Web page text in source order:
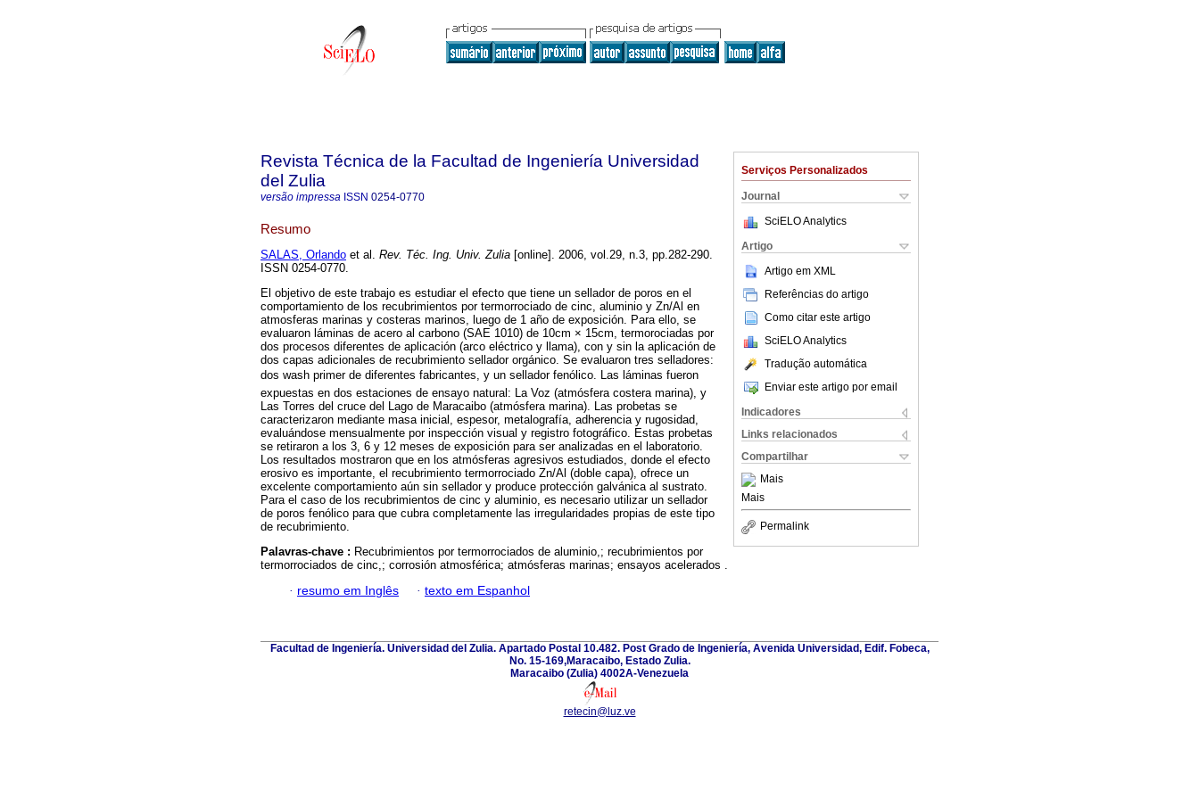
Serviços Personalizados
Journal
SciELO Analytics
Artigo
Artigo em XML
Referências do artigo
Como citar este artigo
SciELO Analytics
Tradução automática
Enviar este artigo por email
Indicadores
Links relacionados
Compartilhar
Mais
Mais
Permalink
Revista Técnica de la Facultad de Ingeniería Universidad
del Zulia
versão impressa ISSN 0254-0770
Resumo
SALAS, Orlando et al. Rev. Téc. Ing. Univ. Zulia [online]. 2006, vol.29, n.3, pp.282-290.
ISSN 0254-0770.
El objetivo de este trabajo es estudiar el efecto que tiene un sellador de poros en el
comportamiento de los recubrimientos por termorrociado de cinc, aluminio y Zn/Al en
atmosferas marinas y costeras marinos, luego de 1 año de exposición. Para ello, se
evaluaron láminas de acero al carbono (SAE 1010) de 10cm × 15cm, termorociadas por
dos procesos diferentes de aplicación (arco eléctrico y llama), con y sin la aplicación de
dos capas adicionales de recubrimiento sellador orgánico. Se evaluaron tres selladores:
dos wash primer de diferentes fabricantes, y un sellador fenólico. Las láminas fueron
expuestas en dos estaciones de ensayo natural: La Voz (atmósfera costera marina), y
Las Torres del cruce del Lago de Maracaibo (atmósfera marina). Las probetas se
caracterizaron mediante masa inicial, espesor, metalografía, adherencia y rugosidad,
evaluándose mensualmente por inspección visual y registro fotográfico. Estas probetas
se retiraron a los 3, 6 y 12 meses de exposición para ser analizadas en el laboratorio.
Los resultados mostraron que en los atmósferas agresivos estudiados, donde el efecto
erosivo es importante, el recubrimiento termorrociado Zn/Al (doble capa), ofrece un
excelente comportamiento aún sin sellador y produce protección galvánica al sustrato.
Para el caso de los recubrimientos de cinc y aluminio, es necesario utilizar un sellador
de poros fenólico para que cubra completamente las irregularidades propias de este tipo
de recubrimiento.
Palavras-chave : Recubrimientos por termorrociados de aluminio,; recubrimientos por
termorrociados de cinc,; corrosión atmosférica; atmósferas marinas; ensayos acelerados .
· resumo em Inglês · texto em Espanhol
Facultad de Ingeniería. Universidad del Zulia. Apartado Postal 10.482. Post Grado de Ingeniería, Avenida Universidad, Edif. Fobeca,
No. 15-169,Maracaibo, Estado Zulia.
Maracaibo (Zulia) 4002A-Venezuela
retecin@luz.ve